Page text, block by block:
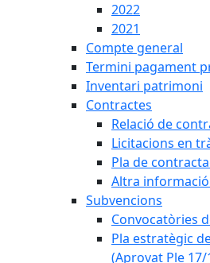
2022
2021
Compte general
Termini pagament
Inventari patrimoni
Contractes
Relació de
Licitacions en
Pla de
Altra
Subvencions
Convocatòries
Pla estratègic
(Aprovat Ple